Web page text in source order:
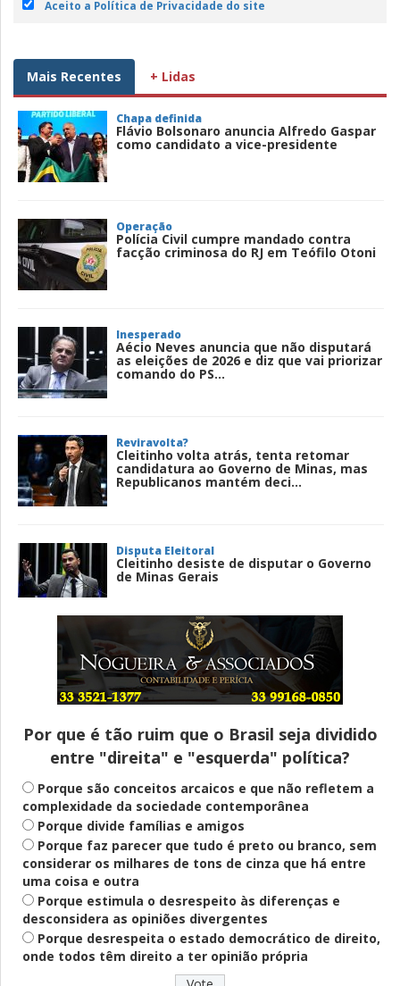
Aceito a Política de Privacidade do site
Mais Recentes + Lidas
Chapa definida
Flávio Bolsonaro anuncia Alfredo Gaspar
como candidato a vice-presidente
Operação
Polícia Civil cumpre mandado contra
facção criminosa do RJ em Teófilo Otoni
Inesperado
Aécio Neves anuncia que não disputará
as eleições de 2026 e diz que vai priorizar
comando do PS...
Reviravolta?
Cleitinho volta atrás, tenta retomar
candidatura ao Governo de Minas, mas
Republicanos mantém deci...
Disputa Eleitoral
Cleitinho desiste de disputar o Governo
de Minas Gerais
Entenda
Pix Pensão Alimentícia: entenda o que é
e como solicitar
Saúde Mental
Plataforma oferece escuta em saúde
mental para jovens no SUS Digital
Definido
PT lança Patrus Ananias como candidato
ao governo de Minas Gerais
Por que é tão ruim que o Brasil seja dividido
entre "direita" e "esquerda" política?
Porque são conceitos arcaicos e que não refletem a
complexidade da sociedade contemporânea
Porque divide famílias e amigos
Porque faz parecer que tudo é preto ou branco, sem
considerar os milhares de tons de cinza que há entre
uma coisa e outra
Porque estimula o desrespeito às diferenças e
desconsidera as opiniões divergentes
Porque desrespeita o estado democrático de direito,
onde todos têm direito a ter opinião própria